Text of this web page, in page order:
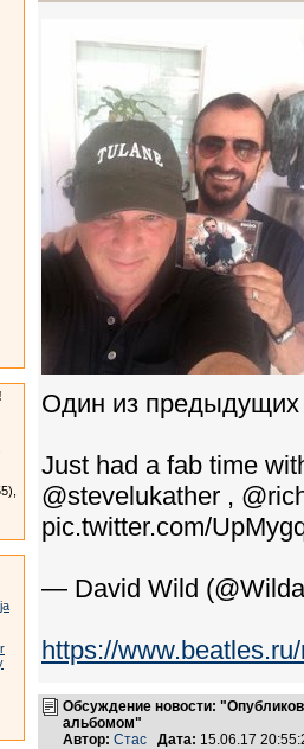
Один из предыдущих
Just had a fab time
@stevelukather ,
pic.twitter.com/
— David Wild
https://
Обсуждение новости:
альбомом"
Автор: Стас Дата: 15.06.17